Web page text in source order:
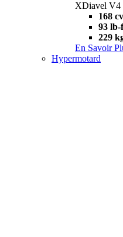
XDiavel V4
168 cv
93 lb-
229
En Savoir
Hypermotard